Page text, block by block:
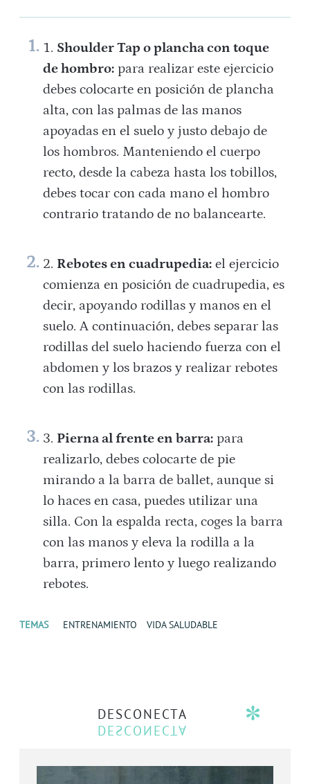
Shoulder Tap o plancha con toque
de hombro:para realizar este ejercicio
debes colocarte en posición de plancha
alta, con las palmas de las manos
apoyadas en el suelo y justo debajo de
los hombros. Manteniendo el cuerpo
recto, desde la cabeza hasta los tobillos,
debes tocar con cada mano el hombro
contrario tratando de no balancearte.
Rebotes en cuadrupedia:el ejercicio
comienza en posición de cuadrupedia, es
decir, apoyando rodillas y manos en el
suelo. A continuación, debes separar las
rodillas del suelo haciendo fuerza con el
abdomen y los brazos y realizar rebotes
con las rodillas.
Pierna al frente en barra:para
realizarlo, debes colocarte de pie
mirando a la barra de ballet, aunque si
lo haces en casa, puedes utilizar una
silla. Con la espalda recta, coges la barra
con las manos y eleva la rodilla a la
barra, primero lento y luego realizando
rebotes.
TEMAS ENTRENAMIENTO VIDA SALUDABLE
DESCONECTA